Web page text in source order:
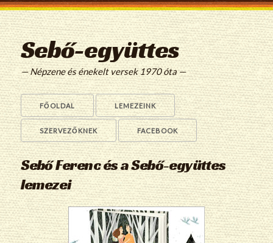
Sebő-együttes
— Népzene és énekelt versek 1970 óta —
FŐOLDAL LEMEZEINK
SZERVEZŐKNEK FACEBOOK
Sebő Ferenc és a Sebő-együttes
lemezei